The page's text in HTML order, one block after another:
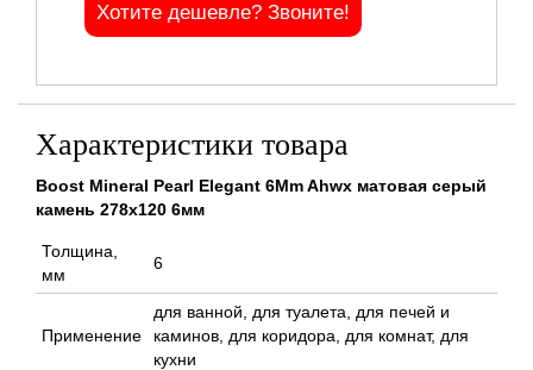
Хотите дешевле? Звоните!
Характеристики товара
Boost Mineral Pearl Elegant 6Mm Ahwx матовая серый
камень 278x120 6мм
Толщина,
мм
6
Применение
для ванной, для туалета, для печей и
каминов, для коридора, для комнат, для
кухни